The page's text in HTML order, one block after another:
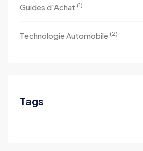
Guides d'Achat (1)
Technologie Automobile (2)
Tags